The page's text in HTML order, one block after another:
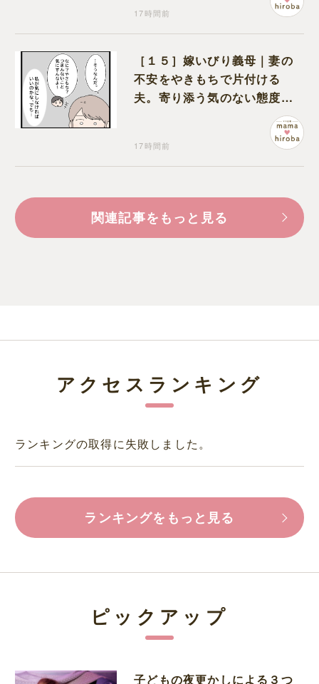
17時間前
［１５］嫁いびり義母｜妻の
不安をやきもちで片付ける
夫。寄り添う気のない態度に
17時間前
関連記事をもっと見る
アクセスランキング
ランキングの取得に失敗しました。
ランキングをもっと見る
ピックアップ
子どもの夜更かしによる３つ